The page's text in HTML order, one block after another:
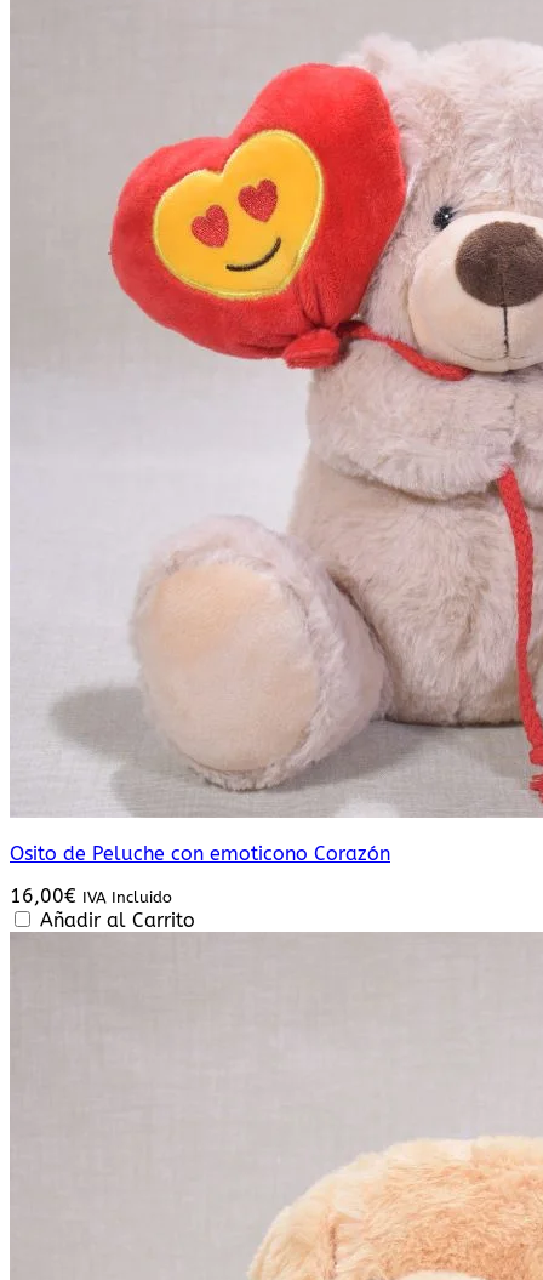
Osito de Peluche con emoticono Corazón
16,00€ IVA Incluido
Añadir al Carrito